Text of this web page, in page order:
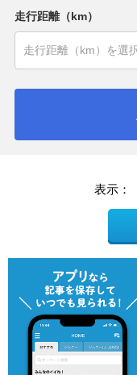
走行距離（km）
表示：